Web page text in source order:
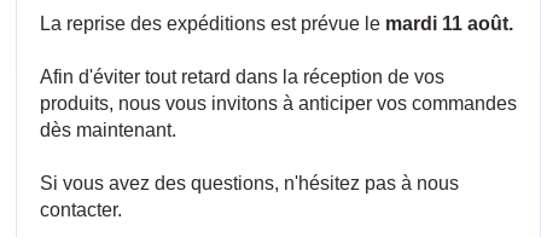
Événements sectoriels et
expos